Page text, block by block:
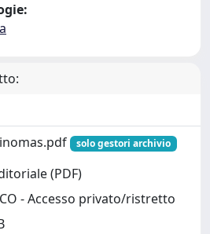
solo gestori archivio
(PDF)
- Accesso privato/ristretto